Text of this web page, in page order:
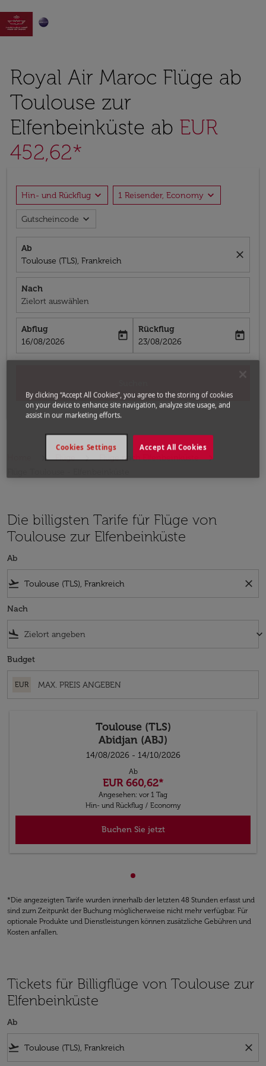

Royal Air Maroc Flüge ab
Toulouse zur
Elfenbeinküste ab EUR
452,62*
Hin- und Rückflug expand_more 1 Reisender, Economy expand_more
Gutscheincode expand_more
Ab
Toulouse (TLS), Frankreich
close
Nach
Zielort auswählen
Abflug
fc-booking-departure-date-aria-label
16/08/2026
today
Rückflug
fc-booking-return-date-aria-label
23/08/2026
today
Flüge
Flüge nach Elfenbeinküste
Die billigsten Tarife für Flüge von
Toulouse zur Elfenbeinküste
Ab
flight_takeoff close
Nach
flight_land keyboard_arrow_down
Budget
EUR
Toulouse (TLS)
Abidjan (ABJ)
14/08/2026 - 14/10/2026
Ab
EUR 660,62*
Angesehen: vor 1 Tag
Hin- und Rückflug / Economy
Buchen Sie jetzt
zeigt cmp-pagination-
*Die angezeigten Tarife wurden innerhalb der letzten 48 Stunden erfasst und
sind zum Zeitpunkt der Buchung möglicherweise nicht mehr verfügbar. Für
optionale Produkte und Dienstleistungen können zusätzliche Gebühren und
Kosten anfallen.
Tickets für Billigflüge von Toulouse zur
Elfenbeinküste
Ab
flight_takeoff close
By clicking “Accept All Cookies”, you agree to the storing of cookies
on your device to enhance site navigation, analyze site usage, and
assist in our marketing efforts.
Accept All Cookies
Cookies Settings